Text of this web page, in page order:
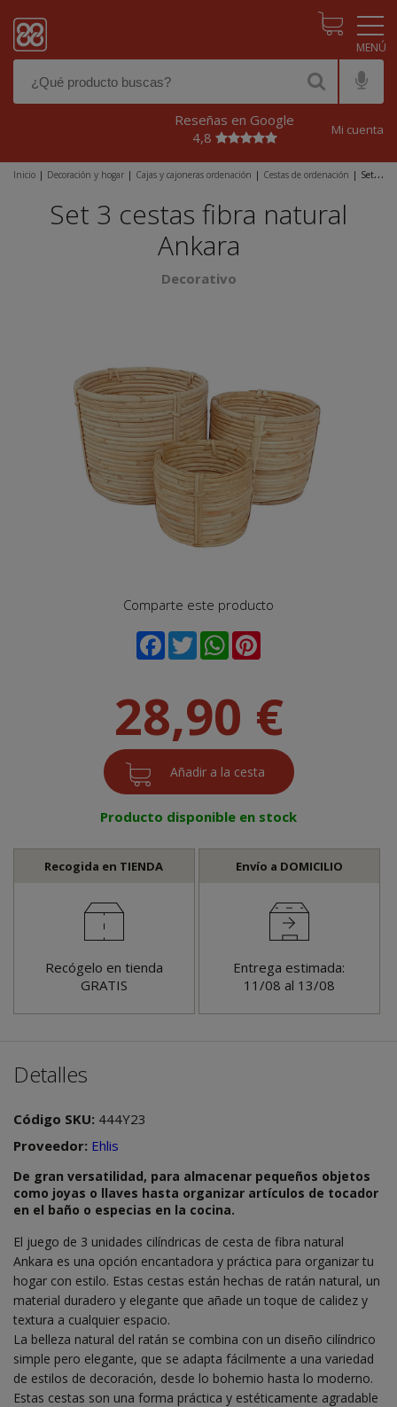
Reseñas en Google
4,8
Mi cuenta
Inicio | Decoración y hogar | Cajas y cajoneras ordenación | Cestas de ordenación | Set 3
Comparte este producto
Set 3 cestas fibra natural
Ankara
Decorativo
28,90 €
Producto disponible en stock
Recogida en TIENDA
Recógelo en tienda
GRATIS
Envío a DOMICILIO
Entrega estimada:
11/08 al 13/08
Detalles
Código SKU: 444Y23
Proveedor: Ehlis
De gran versatilidad, para almacenar pequeños objetos
como joyas o llaves hasta organizar artículos de tocador
en el baño o especias en la cocina.
El juego de 3 unidades cilíndricas de cesta de fibra natural
Ankara es una opción encantadora y práctica para organizar tu
hogar con estilo. Estas cestas están hechas de ratán natural, un
material duradero y elegante que añade un toque de calidez y
textura a cualquier espacio.
La belleza natural del ratán se combina con un diseño cilíndrico
simple pero elegante, que se adapta fácilmente a una variedad
de estilos de decoración, desde lo bohemio hasta lo moderno.
Estas cestas son una forma práctica y estéticamente agradable